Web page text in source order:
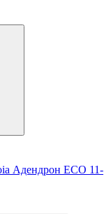
Адендрон ECO 11-